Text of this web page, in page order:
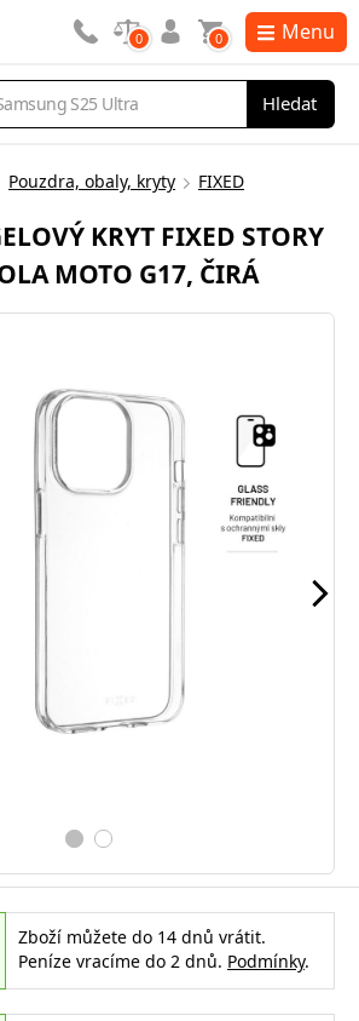
Hledat
0 0 Menu
Pouzdra, obaly, kryty FIXED
KRYT FIXED STORY
MOTO G17, ČIRÁ
Zboží můžete do 14 dnů vrátit.
Peníze vracíme do 2 dnů. Podmínky.